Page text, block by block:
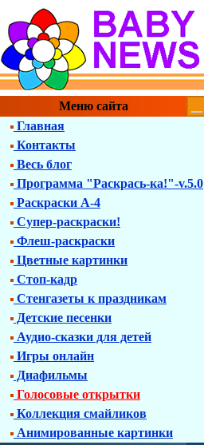
Меню сайта
Главная
Контакты
Весь блог
Программа "Раскрась-ка!"-v.5.0
Раскраски А-4
Супер-раскраски!
Флеш-раскраски
Цветные картинки
Стоп-кадр
Стенгазеты к праздникам
Детские песенки
Аудио-сказки для детей
Игры онлайн
Диафильмы
Голосовые открытки
Коллекция смайликов
Анимированные картинки